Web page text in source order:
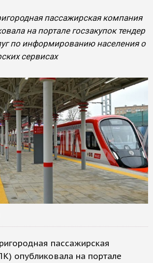
пассажирская компания
на портале госзакупок тендер
по информированию населения о
сервисах
пассажирская
опубликовала на портале